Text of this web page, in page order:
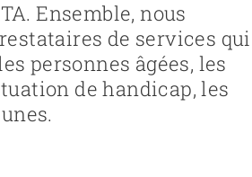
Ensemble, nous
de services qui
personnes âgées, les
de handicap, les